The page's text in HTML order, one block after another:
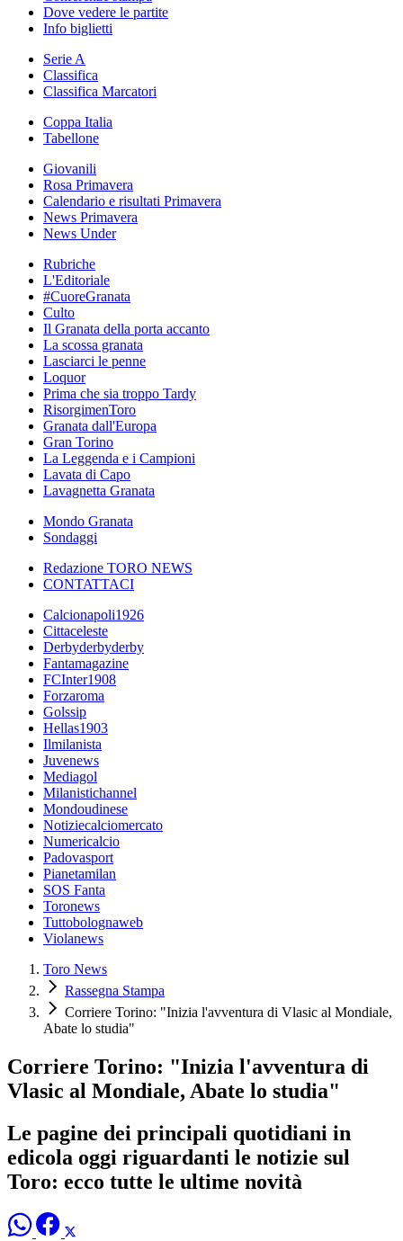
Dove vedere le partite
Info biglietti
Serie A
Classifica
Classifica Marcatori
Coppa Italia
Tabellone
Giovanili
Rosa Primavera
Calendario e risultati Primavera
News Primavera
News Under
Rubriche
L'Editoriale
#CuoreGranata
Culto
Il Granata della porta accanto
La scossa granata
Lasciarci le penne
Loquor
Prima che sia troppo Tardy
RisorgimenToro
Granata dall'Europa
Gran Torino
La Leggenda e i Campioni
Lavata di Capo
Lavagnetta Granata
Mondo Granata
Sondaggi
Redazione TORO NEWS
CONTATTACI
Calcionapoli1926
Cittaceleste
Derbyderbyderby
Fantamagazine
FCInter1908
Forzaroma
Golssip
Hellas1903
Ilmilanista
Juvenews
Mediagol
Milanistichannel
Mondoudinese
Notiziecalciomercato
Numericalcio
Padovasport
Pianetamilan
SOS Fanta
Toronews
Tuttobolognaweb
Violanews
Toro News
Rassegna Stampa
Corriere Torino: "Inizia l'avventura di Vlasic al Mondiale,
Abate lo studia"
Corriere Torino: "Inizia l'avventura di
Vlasic al Mondiale, Abate lo studia"
Le pagine dei principali quotidiani in
edicola oggi riguardanti le notizie sul
Toro: ecco tutte le ultime novità